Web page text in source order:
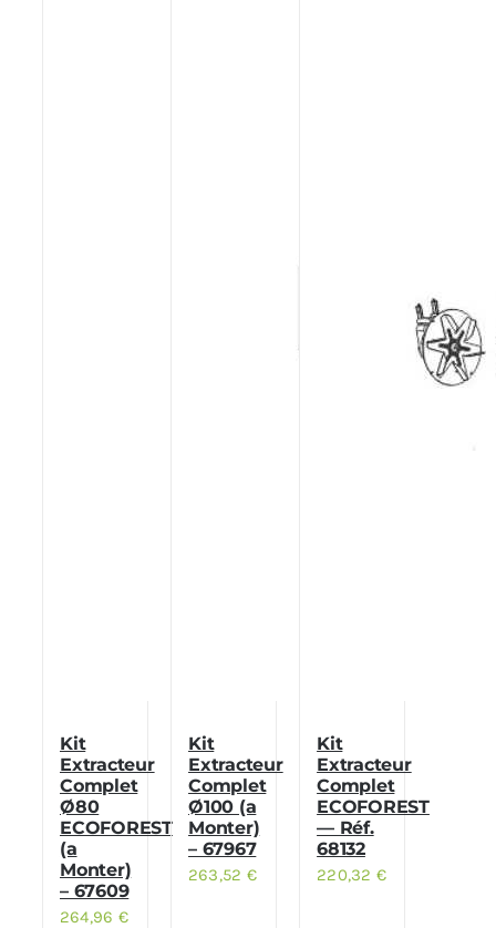
Kit
Extracteur
Complet
Ø80
ECOFOREST
(a
Monter)
– 67609
264,96 €
Kit
Extracteur
Complet
Ø100 (a
Monter)
– 67967
263,52 €
Kit
Extracteur
Complet
ECOFOREST
— Réf.
68132
220,32 €